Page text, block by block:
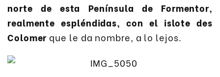
norte de esta Península de Formentor,
realmente espléndidas, con el islote des
Colomer que le da nombre, a lo lejos.